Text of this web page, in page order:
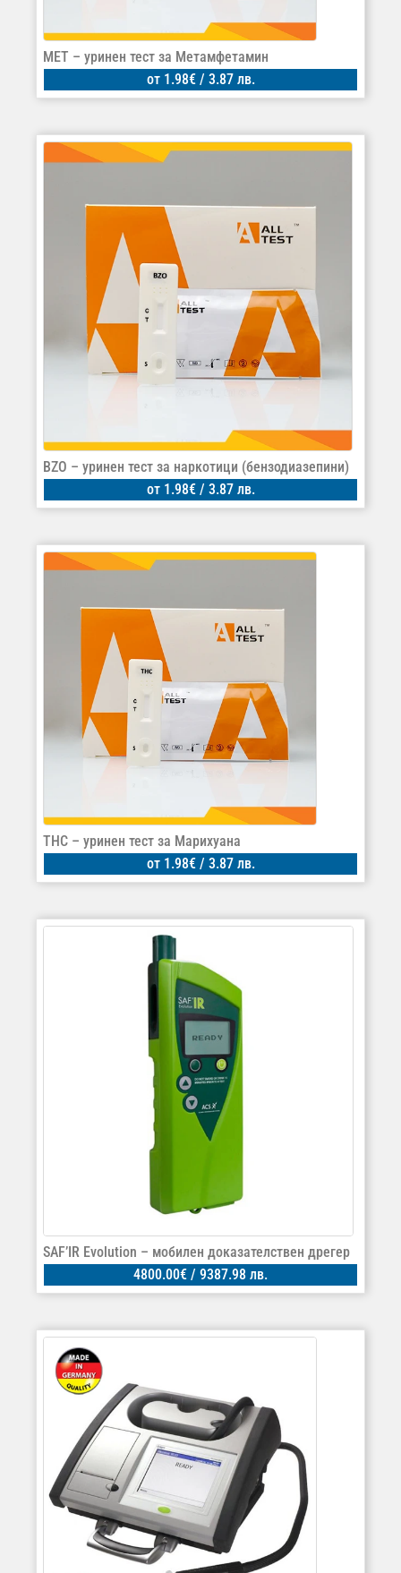
MET – уринен тест за Метамфетамин
от 1.98€/ 3.87 лв.
BZO – уринен тест за наркотици (бензодиазепини)
от 1.98€/ 3.87 лв.
THC – уринен тест за Марихуана
от 1.98€/ 3.87 лв.
SAF’IR Evolution – мобилен доказателствен дрегер
4800.00€ / 9387.98 лв.